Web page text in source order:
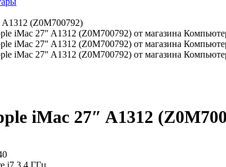
(Z0M700792)
iMac 27″ A1312